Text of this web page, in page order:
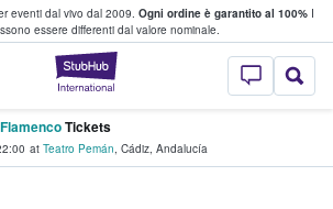
eventi dal vivo dal 2009. Ogni ordine è garantito al 100%I
essere differenti dal valore nominale.
StubHub - Dove
e vendono biglietti
Tickets
at Teatro Pemán, Cádiz, Andalucía